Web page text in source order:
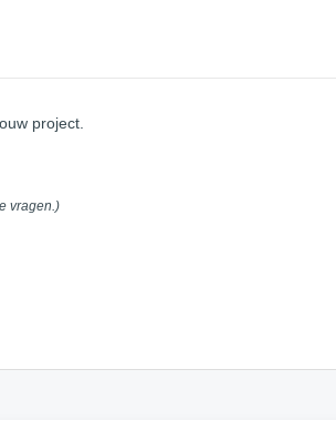
project.
vragen.)